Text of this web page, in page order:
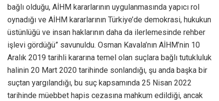
bağlı olduğu, AİHM kararlarının uygulanmasında yapıcı rol
oynadığı ve AİHM kararlarının Türkiye’de demokrasi, hukukun
üstünlüğü ve insan haklarının daha da ilerlemesinde rehber
işlevi gördüğü” savunuldu. Osman Kavala’nın AİHM’nin 10
Aralık 2019 tarihli kararına temel olan suçlara bağlı tutukluluk
halinin 20 Mart 2020 tarihinde sonlandığı, şu anda başka bir
suçtan yargılandığı, bu suç kapsamında 25 Nisan 2022
tarihinde müebbet hapis cezasına mahkum edildiği, ancak